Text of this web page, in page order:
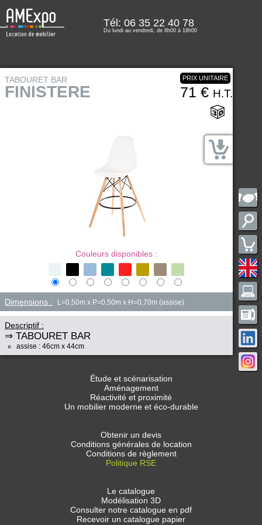
Tél: 06 35 22 40 78
Du lundi au vendredi, de 8h00 à 18h00
TABOURET BAR
FINISTERE
PRIX UNITAIRE
71 € H.T.
Couleurs disponibles :
Dimensions : L=0,50m x P=0,50m x H=0,70m (assise)
Descriptif :
⇒ TABOURET BAR
assise : 46cm x 44cm
Étude et scénarisation
Aménagement
Réactivité et proximité
Un mobilier moderne et éco-durable
Obtenir un devis
Conditions générales de location
Conditions de règlement
Politique RSE
Le catalogue
Modélisation 3D
Consulter notre catalogue en pdf
Recevoir un catalogue papier